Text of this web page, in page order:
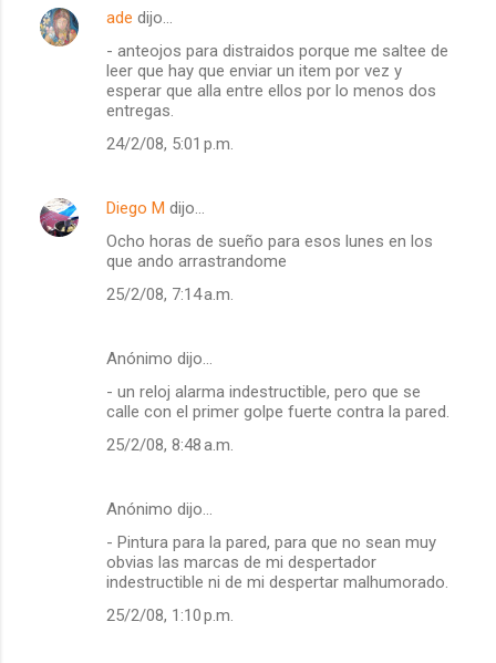
ade dijo…
- anteojos para distraidos porque me saltee de
leer que hay que enviar un item por vez y
esperar que alla entre ellos por lo menos dos
entregas.
24/2/08, 5:01 p.m.
Diego M dijo…
Ocho horas de sueño para esos lunes en los
que ando arrastrandome
25/2/08, 7:14 a.m.
Anónimo dijo…
- un reloj alarma indestructible, pero que se
calle con el primer golpe fuerte contra la pared.
25/2/08, 8:48 a.m.
Anónimo dijo…
- Pintura para la pared, para que no sean muy
obvias las marcas de mi despertador
indestructible ni de mi despertar malhumorado.
25/2/08, 1:10 p.m.